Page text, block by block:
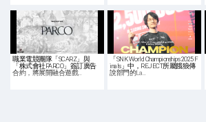
職業電競團隊「SCARZ」與
「株式會社PARCO」簽訂廣告
合約，將展開融合遊戲…
「SNK World Championships 2025 F
inals」中，REJECT所屬餓狼傳
說部門的La…